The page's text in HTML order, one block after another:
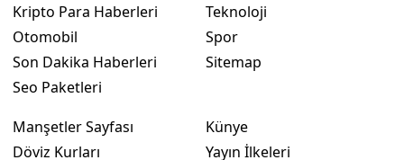
Kripto Para Haberleri
Otomobil
Son Dakika Haberleri
Seo Paketleri
Teknoloji
Spor
Sitemap
Manşetler Sayfası
Döviz Kurları
Künye
Yayın İlkeleri